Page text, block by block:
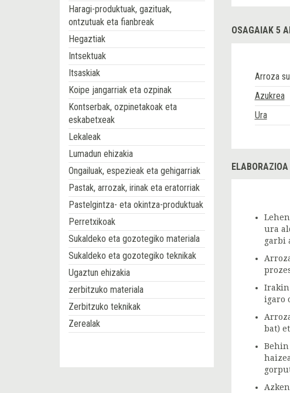
Haragi-produktuak, gazituak,
ontzutuak eta fianbreak
Hegaztiak
Intsektuak
Itsaskiak
Koipe jangarriak eta ozpinak
Kontserbak, ozpinetakoak eta
eskabetxeak
Lekaleak
Lumadun ehizakia
Ongailuak, espezieak eta gehigarriak
Pastak, arrozak, irinak eta eratorriak
Pastelgintza- eta okintza-produktuak
Perretxikoak
Sukaldeko eta gozotegiko materiala
Sukaldeko eta gozotegiko teknikak
Ugaztun ehizakia
zerbitzuko materiala
Zerbitzuko teknikak
Zerealak
OSAGAIAK 5
Arroza
Azukrea
Ura
ELABORAZIOA
ura
garbi
Irakin
igaro
bat)